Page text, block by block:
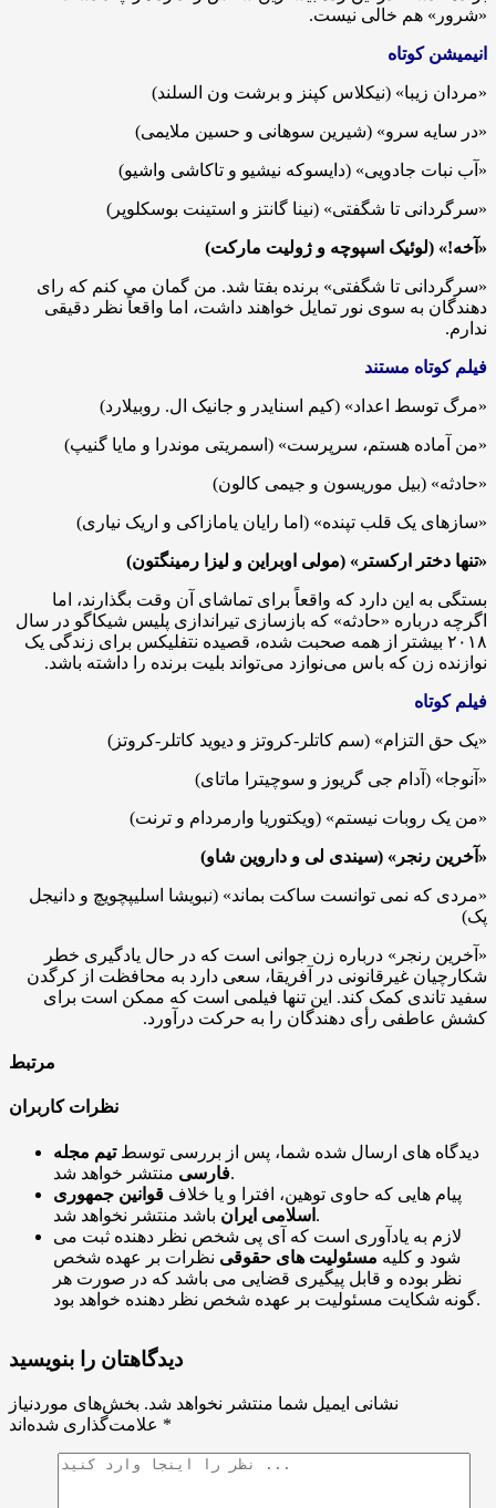
«شرور» هم خالی نیست.
انیمیشن کوتاه
«مردان زیبا» (نیکلاس کپنز و برشت ون السلند)
«در سایه سرو» (شیرین سوهانی و حسین ملایمی)
«آب نبات جادویی» (دایسوکه نیشیو و تاکاشی واشیو)
«سرگردانی تا شگفتی» (نینا گانتز و استینت بوسکلوپر)
«آخه!» (لوئیک اسپوچه و ژولیت مارکت)
«سرگردانی تا شگفتی» برنده بفتا شد. من گمان می کنم که رای
دهندگان به سوی نور تمایل خواهند داشت، اما واقعاً نظر دقیقی
ندارم.
فیلم کوتاه مستند
«مرگ توسط اعداد» (کیم اسنایدر و جانیک ال. روبیلارد)
«من آماده هستم، سرپرست» (اسمریتی موندرا و مایا گنیپ)
«حادثه» (بیل موریسون و جیمی کالون)
«سازهای یک قلب تپنده» (اما رایان یامازاکی و اریک نیاری)
«تنها دختر ارکستر» (مولی اوبراین و لیزا رمینگتون)
بستگی به این دارد که واقعاً برای تماشای آن وقت بگذارند، اما
اگرچه درباره «حادثه» که بازسازی تیراندازی پلیس شیکاگو در سال
۲۰۱۸ بیشتر از همه صحبت شده، قصیده نتفلیکس برای زندگی یک
نوازنده زن که باس می‌نوازد می‌تواند بلیت برنده را داشته باشد.
فیلم کوتاه
«یک حق التزام» (سم کاتلر-کروتز و دیوید کاتلر-کروتز)
«آنوجا» (آدام جی گریوز و سوچیترا ماتای)
«من یک روبات نیستم» (ویکتوریا وارمردام و ترنت)
«آخرین رنجر» (سیندی لی و داروین شاو)
«مردی که نمی توانست ساکت بماند» (نبویشا اسلیپچویچ و دانیجل
پک)
«آخرین رنجر» درباره زن جوانی است که در حال یادگیری خطر
شکارچیان غیرقانونی در آفریقا، سعی دارد به محافظت از کرگدن
سفید تاندی کمک کند. این تنها فیلمی است که ممکن است برای
کشش عاطفی رأی دهندگان را به حرکت درآورد.
مرتبط
نظرات کاربران
دیدگاه های ارسال شده شما، پس از بررسی توسطتیم مجله
فارسیمنتشر خواهد شد.
پیام هایی که حاوی توهین، افترا و یا خلاف قوانین جمهوری
اسلامی ایران باشد منتشر نخواهد شد.
لازم به یادآوری است که آی پی شخص نظر دهنده ثبت می
شود و کلیه مسئولیت های حقوقی نظرات بر عهده شخص
نظر بوده و قابل پیگیری قضایی می باشد که در صورت هر
گونه شکایت مسئولیت بر عهده شخص نظر دهنده خواهد بود.
دیدگاهتان را بنویسید
نشانی ایمیل شما منتشر نخواهد شد. بخش‌های موردنیاز
*